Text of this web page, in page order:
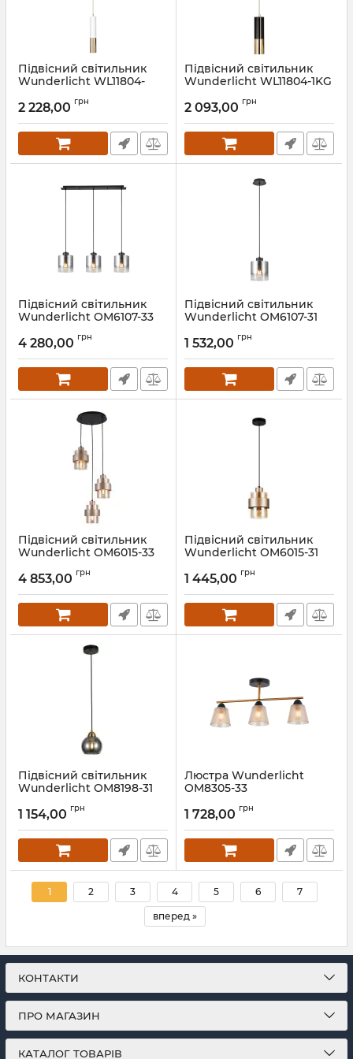
Підвісний світильник
Wunderlicht WL11804-
Артикул:WL11804-1WH
2 228,00 грн
Підвісний світильник
Wunderlicht WL11804-1KG
2 093,00 грн
Підвісний світильник
Wunderlicht OM6107-33
4 280,00 грн
Підвісний світильник
Wunderlicht OM6107-31
1 532,00 грн
Підвісний світильник
Wunderlicht OM6015-33
4 853,00 грн
Підвісний світильник
Wunderlicht OM6015-31
1 445,00 грн
Підвісний світильник
Wunderlicht OM8198-31
1 154,00 грн
Люстра Wunderlicht
OM8305-33
1 728,00 грн
1 2 3 4 5 6 7
вперед »
КОНТАКТИ
ПРО МАГАЗИН
КАТАЛОГ ТОВАРІВ